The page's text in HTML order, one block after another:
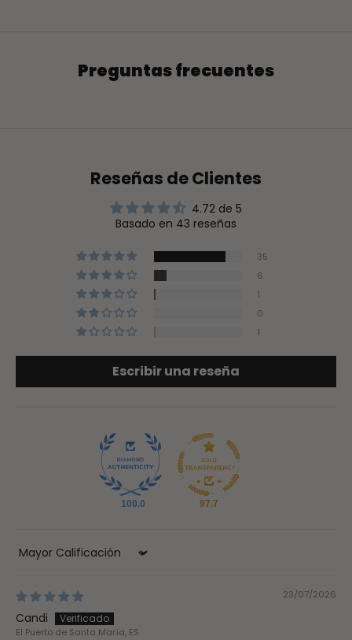
Preguntas frecuentes
Reseñas de Clientes
4.72 de 5
Basado en 43 reseñas
35
6
1
0
1
Escribir una reseña
100.0 97.7
Sort by
23/07/2026
Candi
El Puerto de Santa María, ES